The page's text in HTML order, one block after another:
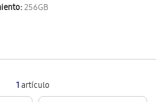
1artículo
256GB